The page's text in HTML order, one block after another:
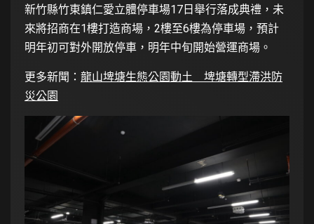
新竹縣竹東鎮仁愛立體停車場17日舉行落成典禮，未
來將招商在1樓打造商場，2樓至6樓為停車場，預計
明年初可對外開放停車，明年中旬開始營運商場。
更多新聞： 龍山埤塘生態公園動土 埤塘轉型滯洪防
災公園